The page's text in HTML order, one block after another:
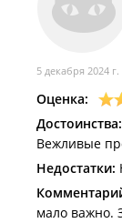
5 декабря 2024 г.
Оценка:
Достоинства:
Вежливые
Недостатки:
мало важно.